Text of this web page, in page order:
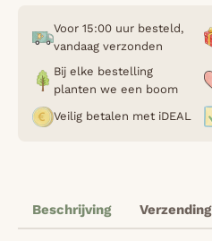
Voor 15:00 uur besteld,
vandaag verzonden
Bij elke bestelling
planten we een boom
Veilig betalen met iDEAL
Beschrijving Verzending